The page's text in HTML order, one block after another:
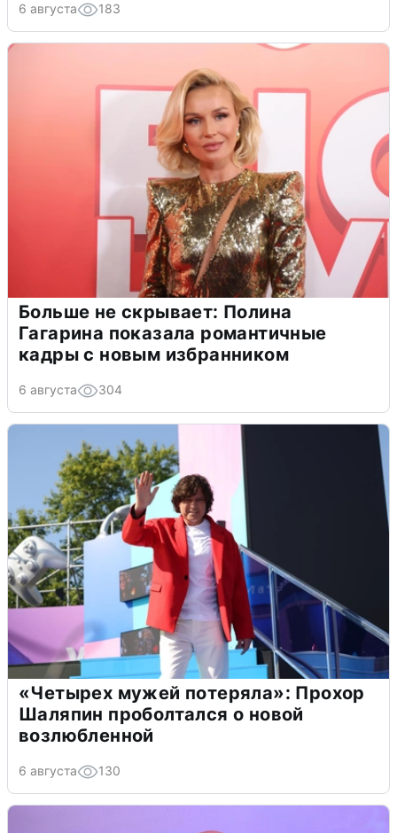
6 августа 183
Больше не скрывает: Полина
Гагарина показала романтичные
кадры с новым избранником
6 августа 304
«Четырех мужей потеряла»: Прохор
Шаляпин проболтался о новой
возлюбленной
6 августа 130